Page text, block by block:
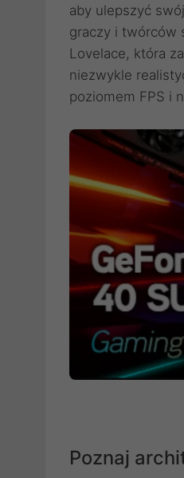
aby ulepszyć
graczy i twórców
Lovelace, która
niezwykle
poziomem FPS i
Poznaj